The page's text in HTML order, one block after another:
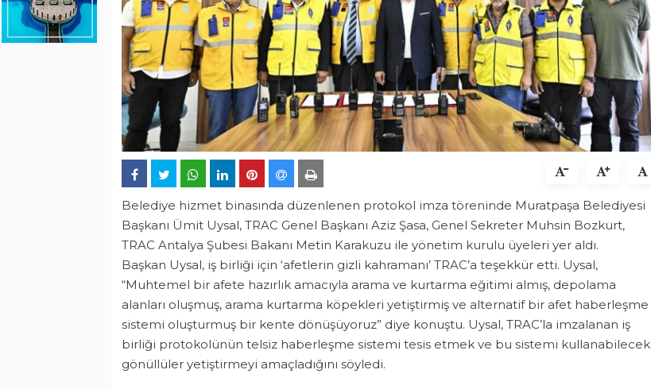
Belediye hizmet binasında düzenlenen protokol imza töreninde Muratpaşa Belediyesi
Başkanı Ümit Uysal, TRAC Genel Başkanı Aziz Şasa, Genel Sekreter Muhsin Bozkurt,
TRAC Antalya Şubesi Bakanı Metin Karakuzu ile yönetim kurulu üyeleri yer aldı.
Başkan Uysal, iş birliği için ‘afetlerin gizli kahramanı’ TRAC’a teşekkür etti. Uysal,
“Muhtemel bir afete hazırlık amacıyla arama ve kurtarma eğitimi almış, depolama
alanları oluşmuş, arama kurtarma köpekleri yetiştirmiş ve alternatif bir afet haberleşme
sistemi oluşturmuş bir kente dönüşüyoruz” diye konuştu. Uysal, TRAC’la imzalanan iş
birliği protokolünün telsiz haberleşme sistemi tesis etmek ve bu sistemi kullanabilecek
gönüllüler yetiştirmeyi amaçladığını söyledi.